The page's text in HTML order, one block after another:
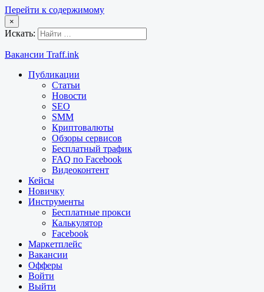
Перейти к содержимому
×
Искать:
Вакансии Traff.ink
Публикации
Статьи
Новости
SEO
SMM
Криптовалюты
Обзоры сервисов
Бесплатный трафик
FAQ по Facebook
Видеоконтент
Кейсы
Новичку
Инструменты
Бесплатные прокси
Калькулятор
Facebook
Маркетплейс
Вакансии
Офферы
Войти
Выйти